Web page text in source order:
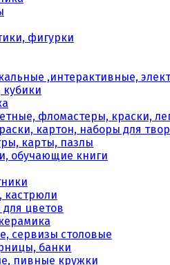
фигурки
,интерактивные,
кубики
фломастеры, краски,
картон, наборы для
карты, пазлы
обучающие книги
цветов
сервизы столовые
банки
пивные кружки